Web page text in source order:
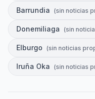
Barrundia (sin noticias
Donemiliaga (sin
Elburgo (sin noticias
Iruña Oka (sin noticias